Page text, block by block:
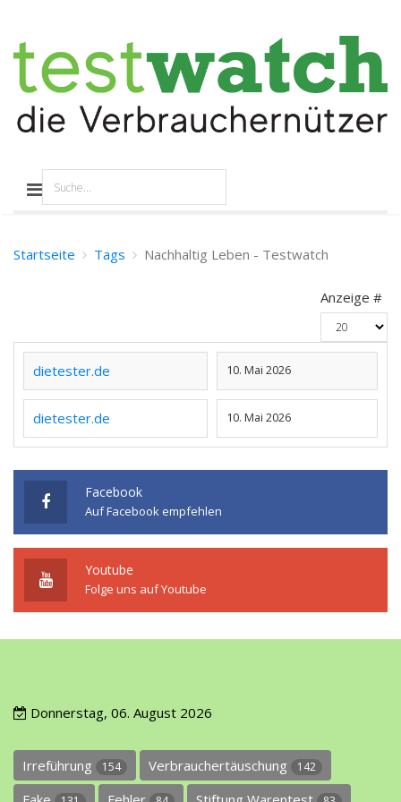
Startseite Tags Nachhaltig Leben - Testwatch
Anzeige #
dietester.de 10. Mai 2026
dietester.de 10. Mai 2026
Facebook
Auf Facebook empfehlen
Youtube
Folge uns auf Youtube
Donnerstag, 06. August 2026
Irreführung 154 Verbrauchertäuschung 142